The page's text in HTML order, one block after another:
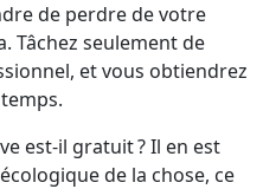
de perdre de votre
Tâchez seulement de
et vous obtiendrez
est-il gratuit ? Il en est
de la chose, ce